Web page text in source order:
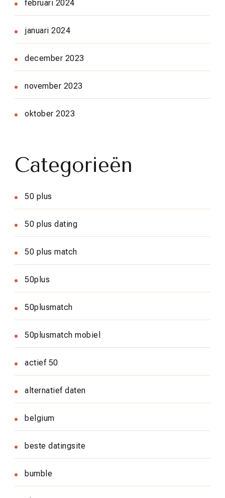
februari 2024
januari 2024
december 2023
november 2023
oktober 2023
Categorieën
50 plus
50 plus dating
50 plus match
50plus
50plusmatch
50plusmatch mobiel
actief 50
alternatief daten
belgium
beste datingsite
bumble